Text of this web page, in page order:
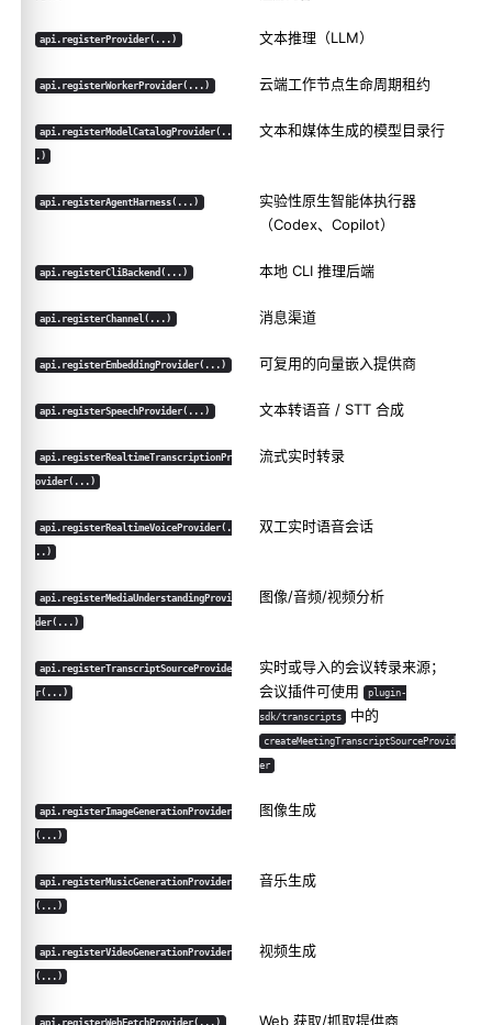
api.registerProvider(...) 文本推理（LLM）
api.registerWorkerProvider(...) 云端工作节点生命周期租约
api.registerModelCatalogProvider(..
.)
文本和媒体生成的模型目录行
api.registerAgentHarness(...) 实验性原生智能体执行器
（Codex、Copilot）
api.registerCliBackend(...) 本地 CLI 推理后端
api.registerChannel(...) 消息渠道
api.registerEmbeddingProvider(...) 可复用的向量嵌入提供商
api.registerSpeechProvider(...) 文本转语音 / STT 合成
api.registerRealtimeTranscriptionPr
ovider(...)
流式实时转录
api.registerRealtimeVoiceProvider(.
..)
双工实时语音会话
api.registerMediaUnderstandingProvi
der(...)
图像/音频/视频分析
api.registerTranscriptSourceProvide
r(...)
实时或导入的会议转录来源；
会议插件可使用
plugin-
sdk/transcripts 中的
createMeetingTranscriptSourceProvid
er
api.registerImageGenerationProvider
(...)
图像生成
api.registerMusicGenerationProvider
(...)
音乐生成
api.registerVideoGenerationProvider
(...)
视频生成
api.registerWebFetchProvider(...) Web 获取/抓取提供商